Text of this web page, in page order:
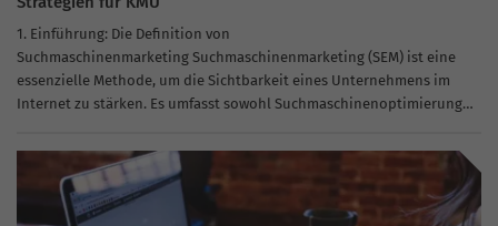
1. Einführung: Die Definition von
Suchmaschinenmarketing Suchmaschinenmarketing (SEM) ist eine
essenzielle Methode, um die Sichtbarkeit eines Unternehmens im
Internet zu stärken. Es umfasst sowohl Suchmaschinenoptimierung
Unternehmen (KMU) können von SEM stark profitieren,...